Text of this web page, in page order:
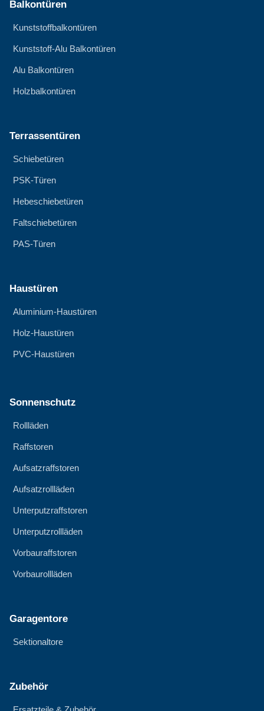
Balkontüren
Kunststoffbalkontüren
Kunststoff-Alu Balkontüren
Alu Balkontüren
Holzbalkontüren
Terrassentüren
Schiebetüren
PSK-Türen
Hebeschiebetüren
Faltschiebetüren
PAS-Türen
Haustüren
Aluminium-Haustüren
Holz-Haustüren
PVC-Haustüren
Sonnenschutz
Rollläden
Raffstoren
Aufsatzraffstoren
Aufsatzrollläden
Unterputzraffstoren
Unterputzrollläden
Vorbauraffstoren
Vorbaurollläden
Garagentore
Sektionaltore
Zubehör